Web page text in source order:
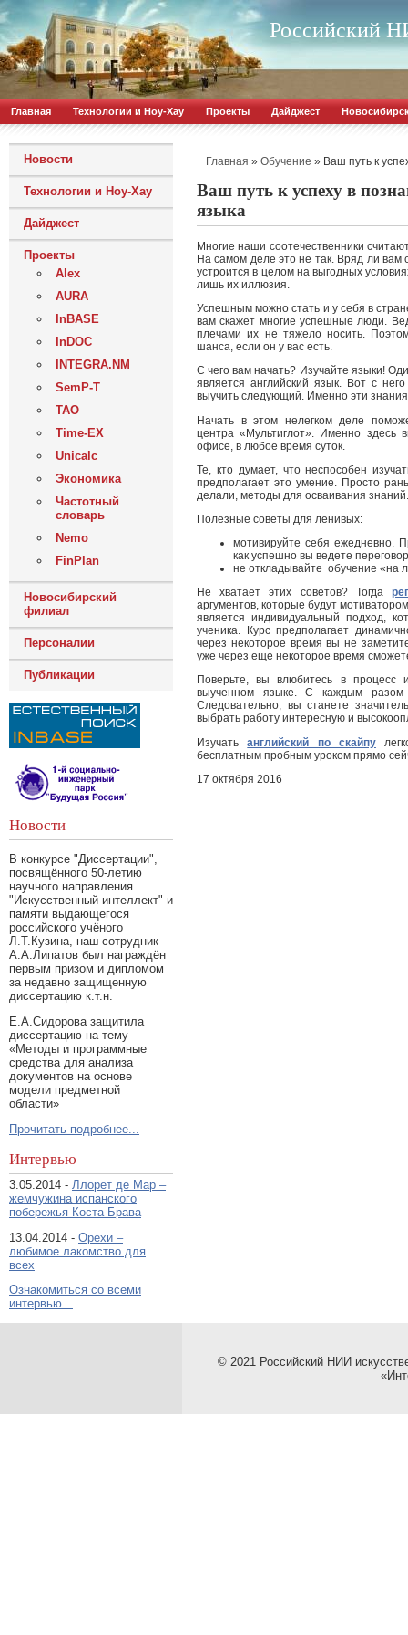
Российский
Главная Технологии и Ноу-Хау Проекты Дайджест
Новости
Технологии и Ноу-Хау
Дайджест
Проекты
Alex
AURA
InBASE
InDOC
INTEGRA.NM
SemP-T
ТАО
Time-EX
Unicalc
Экономика
Частотный
словарь
Nemo
FinPlan
Новосибирский
филиал
Персоналии
Публикации
Новости
В конкурсе "Диссертации",
посвящённого 50-летию
научного направления
"Искусственный интеллект" и
памяти выдающегося
российского учёного
Л.Т.Кузина, наш сотрудник
А.А.Липатов был награждён
первым призом и дипломом
за недавно защищенную
диссертацию к.т.н.
Е.А.Сидорова защитила
диссертацию на тему
«Методы и программные
средства для анализа
документов на основе
модели предметной
области»
Прочитать подробнее...
Интервью
3.05.2014 - Ллорет де Мар –
жемчужина испанского
побережья Коста Брава
13.04.2014 - Орехи –
любимое лакомство для
всех
Ознакомиться со всеми
интервью...
Главная » Обучение » Ваш путь к
Ваш путь к успеху в
языка
Многие наши соотечественники
На самом деле это не так. Вряд ли вам
устроится в целом на выгодных
лишь их иллюзия.
Успешным можно стать и у себя в
вам скажет многие успешные люди.
плечами их не тяжело носить.
шанса, если он у вас есть.
С чего вам начать? Изучайте языки!
является английский язык. Вот с
выучить следующий. Именно эти
Начать в этом нелегком деле
центра «Мультиглот». Именно
офисе, в любое время суток.
Те, кто думает, что неспособен
предполагает это умение. Просто
делали, методы для осваивания знаний.
Полезные советы для ленивых:
мотивируйте себя ежедневно.
как успешно вы ведете
не откладывайте обучение «на
Не хватает этих советов? Тогда
аргументов, которые будут
является индивидуальный подход,
ученика. Курс предполагает
через некоторое время вы не
уже через еще некоторое время
Поверьте, вы влюбитесь в процесс
выученном языке. С каждым разом
Следовательно, вы станете
выбрать работу интересную и
Изучатьанглийский по скайпу
бесплатным пробным уроком прямо
17 октября 2016
© 2021 Российский НИИ